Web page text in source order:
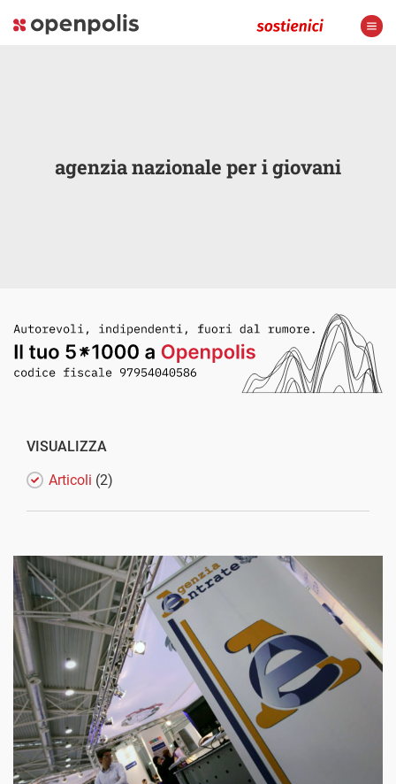
agenzia nazionale per i giovani
VISUALIZZA
Articoli (2)